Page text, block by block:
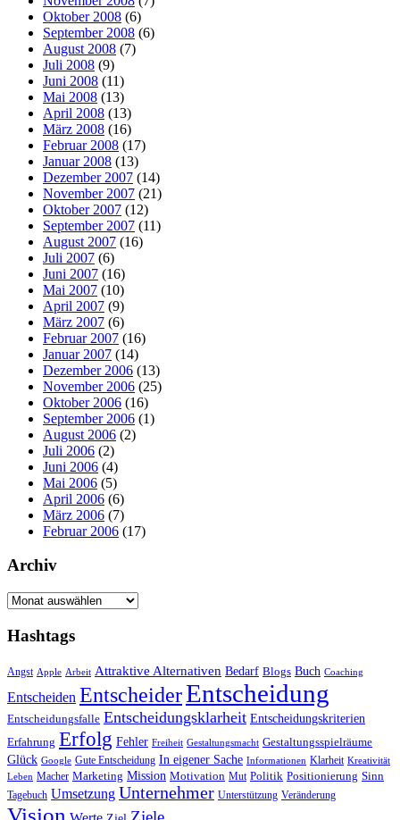
Oktober 2008 (6)
September 2008 (6)
August 2008 (7)
Juli 2008 (9)
Juni 2008 (11)
Mai 2008 (13)
April 2008 (13)
März 2008 (16)
Februar 2008 (17)
Januar 2008 (13)
Dezember 2007 (14)
November 2007 (21)
Oktober 2007 (12)
September 2007 (11)
August 2007 (16)
Juli 2007 (6)
Juni 2007 (16)
Mai 2007 (10)
April 2007 (9)
März 2007 (6)
Februar 2007 (16)
Januar 2007 (14)
Dezember 2006 (13)
November 2006 (25)
Oktober 2006 (16)
September 2006 (1)
August 2006 (2)
Juli 2006 (2)
Juni 2006 (4)
Mai 2006 (5)
April 2006 (6)
März 2006 (7)
Februar 2006 (17)
Archiv
Archiv
Hashtags
Angst Apple Arbeit Attraktive Alternativen Bedarf Blogs Buch Coaching
Entscheiden EntscheiderEntscheidung
Entscheidungsfalle Entscheidungsklarheit Entscheidungskriterien
Erfahrung Erfolg Fehler Freiheit Gestaltungsmacht Gestaltungsspielräume
Glück Google Gute Entscheidung In eigener Sache Informationen Klarheit Kreativität
Leben Macher Marketing Mission Motivation Mut Politik Positionierung Sinn
Tagebuch Umsetzung Unternehmer Unterstützung Veränderung
Vision